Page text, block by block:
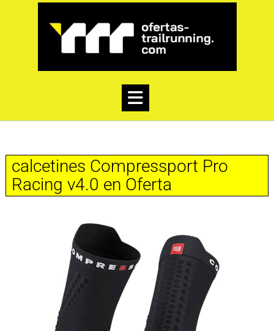
calcetines Compressport Pro
Racing v4.0 en Oferta